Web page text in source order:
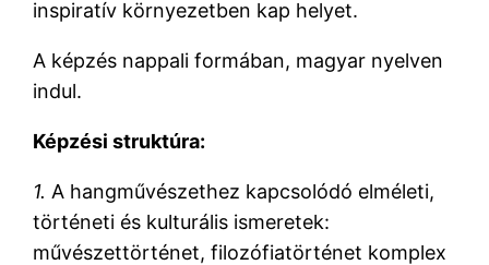
inspiratív környezetben kap helyet.
A képzés nappali formában, magyar nyelven
indul.
Képzési struktúra:
1. A hangművészethez kapcsolódó elméleti,
történeti és kulturális ismeretek:
művészettörténet, filozófiatörténet komplex